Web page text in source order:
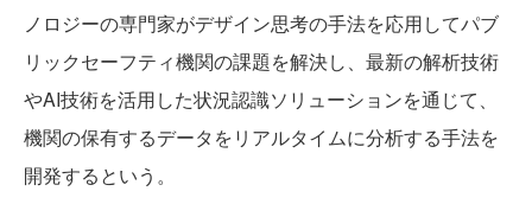
ノロジーの専門家がデザイン思考の手法を応用してパブ
リックセーフティ機関の課題を解決し、最新の解析技術
やAI技術を活用した状況認識ソリューションを通じて、
機関の保有するデータをリアルタイムに分析する手法を
開発するという。